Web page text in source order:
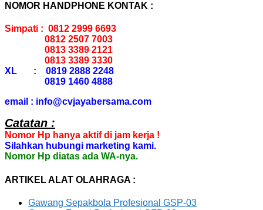
NOMOR HANDPHONE KONTAK :
Simpati : 0812 2999 6693
0812 2507 7003
0813 3389 2121
0813 3389 3330
XL : 0819 2888 2248
0819 1460 4888
email : info@cvjayabersama.com
Catatan :
Nomor Hp hanya aktif di jam kerja !
Silahkan hubungi marketing kami.
Nomor Hp diatas ada WA-nya.
ARTIKEL ALAT OLAHRAGA :
Gawang Sepakbola Profesional GSP-03